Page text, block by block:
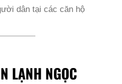
dân tại các căn hộ
LẠNH NGỌC